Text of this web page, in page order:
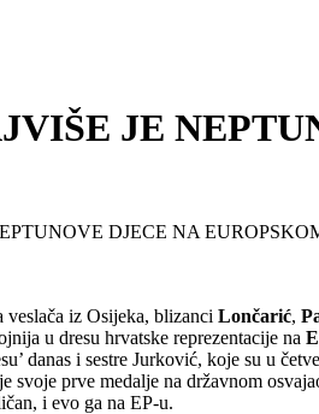
JE
DJECE NA
veslača iz Osijeka, blizanci Lončarić,
u dresu hrvatske reprezentacije na
danas i sestre Jurković, koje su u
prve medalje na državnom
i evo ga na EP-u.